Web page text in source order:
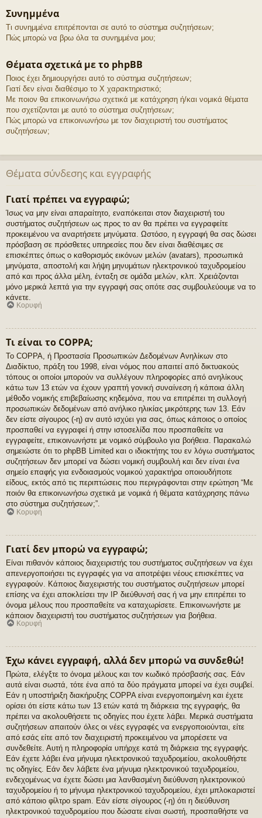
Συνημμένα
Τι συνημμένα επιτρέπονται σε αυτό το σύστημα συζητήσεων;
Πώς μπορώ να βρω όλα τα συνημμένα μου;
Θέματα σχετικά με το phpBB
Ποιος έχει δημιουργήσει αυτό το σύστημα συζητήσεων;
Γιατί δεν είναι διαθέσιμο το Χ χαρακτηριστικό;
Με ποιον θα επικοινωνήσω σχετικά με κατάχρηση ή/και νομικά θέματα
που σχετίζονται με αυτό το σύστημα συζητήσεων;
Πώς μπορώ να επικοινωνήσω με τον διαχειριστή του συστήματος
συζητήσεων;
Θέματα σύνδεσης και εγγραφής
Γιατί πρέπει να εγγραφώ;
Ίσως να μην είναι απαραίτητο, εναπόκειται στον διαχειριστή του
συστήματος συζητήσεων ως προς το αν θα πρέπει να εγγραφείτε
προκειμένου να αναρτήσετε μηνύματα. Ωστόσο, η εγγραφή θα σας δώσει
πρόσβαση σε πρόσθετες υπηρεσίες που δεν είναι διαθέσιμες σε
επισκέπτες όπως ο καθορισμός εικόνων μελών (avatars), προσωπικά
μηνύματα, αποστολή και λήψη μηνυμάτων ηλεκτρονικού ταχυδρομείου
από και προς άλλα μέλη, ένταξη σε ομάδα μελών, κλπ. Χρειάζονται
μόνο μερικά λεπτά για την εγγραφή σας οπότε σας συμβουλεύουμε να το
κάνετε.
Κορυφή
Τι είναι το COPPA;
Το COPPA, ή Προστασία Προσωπικών Δεδομένων Ανηλίκων στο
Διαδίκτυο, πράξη του 1998, είναι νόμος που απαιτεί από δικτυακούς
τόπους οι οποίοι μπορούν να συλλέγουν πληροφορίες από ανηλίκους
κάτω των 13 ετών να έχουν γραπτή γονική συναίνεση ή κάποια άλλη
μέθοδο νομικής επιβεβαίωσης κηδεμόνα, που να επιτρέπει τη συλλογή
προσωπικών δεδομένων από ανήλικο ηλικίας μικρότερης των 13. Εάν
δεν είστε σίγουρος (-η) αν αυτό ισχύει για σας, όπως κάποιος ο οποίος
προσπαθεί να εγγραφεί ή στην ιστοσελίδα που προσπαθείτε να
εγγραφείτε, επικοινωνήστε με νομικό σύμβουλο για βοήθεια. Παρακαλώ
σημειώστε ότι το phpBB Limited και ο ιδιοκτήτης του εν λόγω συστήματος
συζητήσεων δεν μπορεί να δώσει νομική συμβουλή και δεν είναι ένα
σημείο επαφής για ενδοιασμούς νομικού χαρακτήρα οποιουδήποτε
είδους, εκτός από τις περιπτώσεις που περιγράφονται στην ερώτηση “Με
ποιόν θα επικοινωνήσω σχετικά με νομικά ή θέματα κατάχρησης πάνω
στο σύστημα συζητήσεων;”.
Κορυφή
Γιατί δεν μπορώ να εγγραφώ;
Είναι πιθανόν κάποιος διαχειριστής του συστήματος συζητήσεων να έχει
απενεργοποιήσει τις εγγραφές για να αποτρέψει νέους επισκέπτες να
εγγραφούν. Κάποιος διαχειριστής του συστήματος συζητήσεων μπορεί
επίσης να έχει αποκλείσει την IP διεύθυνσή σας ή να μην επιτρέπει το
όνομα μέλους που προσπαθείτε να καταχωρίσετε. Επικοινωνήστε με
κάποιον διαχειριστή του συστήματος συζητήσεων για βοήθεια.
Κορυφή
Έχω κάνει εγγραφή, αλλά δεν μπορώ να συνδεθώ!
Πρώτα, ελέγξτε το όνομα μέλους και τον κωδικό πρόσβασής σας. Εάν
αυτά είναι σωστά, τότε ένα από τα δύο πράγματα μπορεί να έχει συμβεί.
Εάν η υποστήριξη διακήρυξης COPPA είναι ενεργοποιημένη και έχετε
ορίσει ότι είστε κάτω των 13 ετών κατά τη διάρκεια της εγγραφής, θα
πρέπει να ακολουθήσετε τις οδηγίες που έχετε λάβει. Μερικά συστήματα
συζητήσεων απαιτούν όλες οι νέες εγγραφές να ενεργοποιούνται, είτε
από εσάς είτε από τον διαχειριστή προκειμένου να μπορέσετε να
συνδεθείτε. Αυτή η πληροφορία υπήρχε κατά τη διάρκεια της εγγραφής.
Εάν έχετε λάβει ένα μήνυμα ηλεκτρονικού ταχυδρομείου, ακολουθήστε
τις οδηγίες. Εάν δεν λάβετε ένα μήνυμα ηλεκτρονικού ταχυδρομείου,
ενδεχομένως να έχετε δώσει μια λανθασμένη διεύθυνση ηλεκτρονικού
ταχυδρομείου ή το μήνυμα ηλεκτρονικού ταχυδρομείου, έχει μπλοκαριστεί
από κάποιο φίλτρο spam. Εάν είστε σίγουρος (-η) ότι η διεύθυνση
ηλεκτρονικού ταχυδρομείου που δώσατε είναι σωστή, προσπαθήστε να